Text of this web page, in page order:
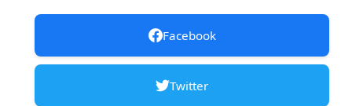
Facebook
Twitter